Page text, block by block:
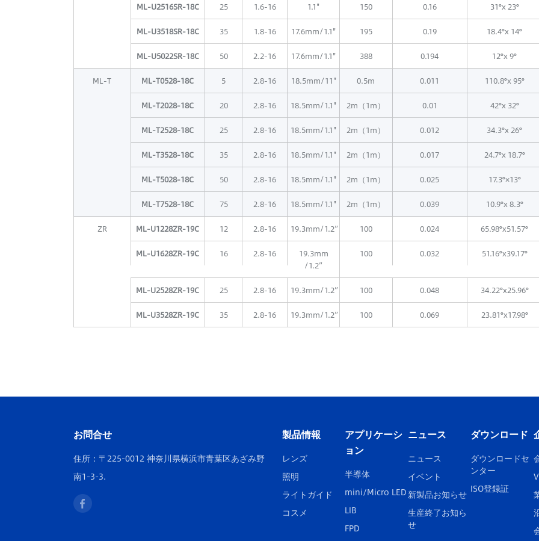
ML-U2516SR-18C 25 1.6-16 1.1" 150 0.16 31°x 23°
ML-U3518SR-18C 35 1.8-16 17.6mm/1.1" 195 0.19 18.4°x 14°
ML-U5022SR-18C 50 2.2-16 17.6mm/1.1" 388 0.194 12°x 9°
ML-T ML-T0528-18C 5 2.8-16 18.5mm/11" 0.5m 0.011 110.8°x 95°
ML-T2028-18C 20 2.8-16 18.5mm/1.1" 2m（1m） 0.01 42°x 32°
ML-T2528-18C 25 2.8-16 18.5mm/1.1" 2m（1m） 0.012 34.3°x 26°
ML-T3528-18C 35 2.8-16 18.5mm/1.1" 2m（1m） 0.017 24.7°x 18.7°
ML-T5028-18C 50 2.8-16 18.5mm/1.1" 2m（1m） 0.025 17.3°×13°
ML-T7528-18C 75 2.8-16 18.5mm/1.1" 2m（1m） 0.039 10.9°x 8.3°
ZR ML-U1228ZR-19C 12 2.8-16 19.3mm/1.2” 100 0.024 65.98°x51.57°
ML-U1628ZR-19C 16 2.8-16
19.3mm
/1.2”
100 0.032 51.16°x39.17°
ML-U2528ZR-19C 25 2.8-16 19.3mm/1.2” 100 0.048 34.22°x25.96°
ML-U3528ZR-19C 35 2.8-16 19.3mm/1.2” 100 0.069 23.81°x17.98°
お問合せ
住所：〒225-0012 神奈川県横浜市青葉区あざみ野
南1-3-3.
製品情報
レンズ
照明
ライトガイド
コスメ
アプリケーシ
ョン
半導体
mini/Micro LED
LIB
FPD
ニュース
ニュース
イベント
新製品お知らせ
生産終了お知ら
せ
ダウンロード
ダウンロードセ
ンター
ISO登録証